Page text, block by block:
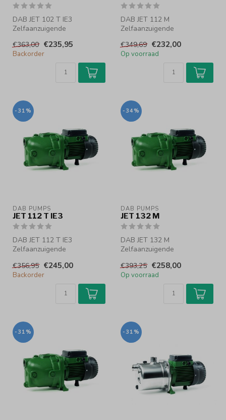
DAB JET 102 T IE3
Zelfaanzuigende
Zelfaanzuigende
centrifugaal...
€363,00 €235,95
Backorder
DAB JET 112 M
Zelfaanzuigende
Zelfaanzuigende
€349,69 €232,00
Op voorraad
-31%
DAB PUMPS
JET 112 T IE3
DAB JET 112 T IE3
Zelfaanzuigende
Zelfaanzuigende centrifuga...
€356,95 €245,00
Backorder
-34%
DAB PUMPS
JET 132 M
DAB JET 132 M
Zelfaanzuigende
Zelfaanzuigende
centrifugaalpom...
€393,25 €258,00
Op voorraad
-31% -31%